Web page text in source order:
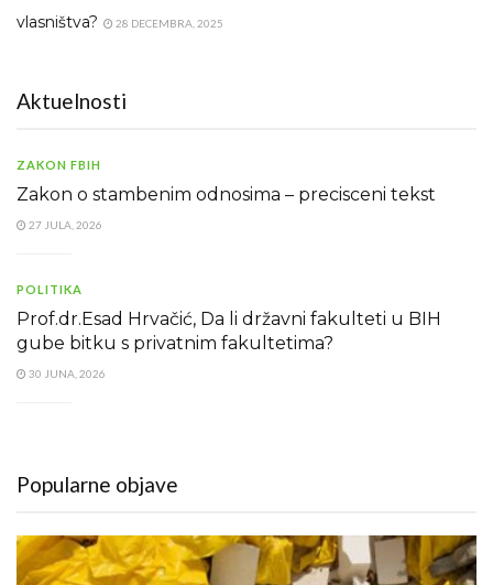
vlasništva?
28 DECEMBRA, 2025
Aktuelnosti
ZAKON FBIH
Zakon o stambenim odnosima – precisceni tekst
27 JULA, 2026
POLITIKA
Prof.dr.Esad Hrvačić, Da li državni fakulteti u BIH
gube bitku s privatnim fakultetima?
30 JUNA, 2026
Popularne objave